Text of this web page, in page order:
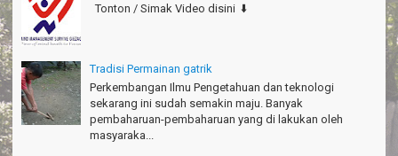
Tonton / Simak Video disini ⬇️
Tradisi Permainan gatrik
Perkembangan Ilmu Pengetahuan dan teknologi
sekarang ini sudah semakin maju. Banyak
pembaharuan-pembaharuan yang di lakukan oleh
masyaraka...